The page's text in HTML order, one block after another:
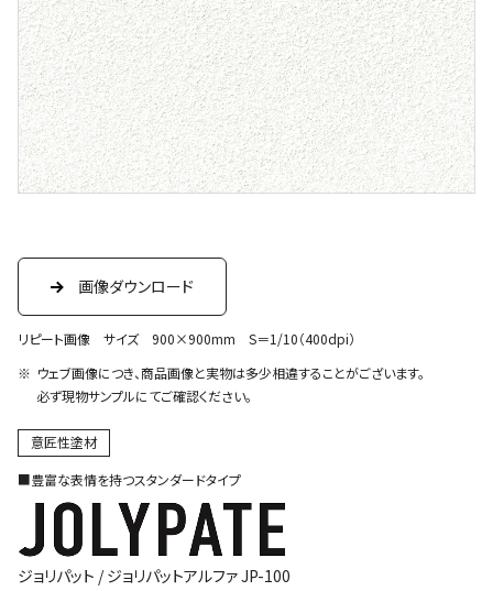
画像ダウンロード
リピート画像 サイズ 900×900mm S＝1/10（400dpi）
ウェブ画像につき、商品画像と実物は多少相違することがございます。
必ず現物サンプルにてご確認ください。
意匠性塗材
■豊富な表情を持つスタンダードタイプ
ジョリパット /ジョリパットアルファ JP-100